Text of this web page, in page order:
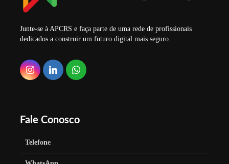
Junte-se à APCRS e faça parte de uma rede de profissionais
dedicados a construir um futuro digital mais seguro.
Fale Conosco
Telefone